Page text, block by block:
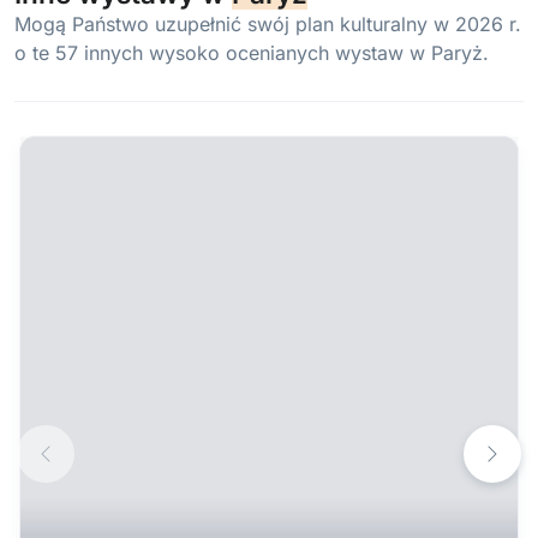
Mogą Państwo uzupełnić swój plan kulturalny w 2026 r.
o te 57 innych wysoko ocenianych wystaw w Paryż.